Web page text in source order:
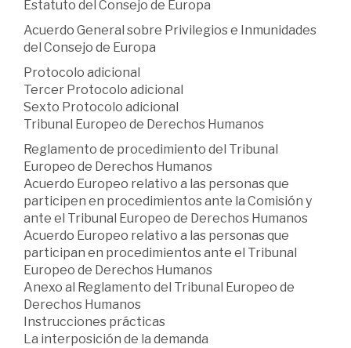
Estatuto del Consejo de Europa
Acuerdo General sobre Privilegios e Inmunidades
del Consejo de Europa
Protocolo adicional
Tercer Protocolo adicional
Sexto Protocolo adicional
Tribunal Europeo de Derechos Humanos
Reglamento de procedimiento del Tribunal
Europeo de Derechos Humanos
Acuerdo Europeo relativo a las personas que
participen en procedimientos ante la Comisión y
ante el Tribunal Europeo de Derechos Humanos
Acuerdo Europeo relativo a las personas que
participan en procedimientos ante el Tribunal
Europeo de Derechos Humanos
Anexo al Reglamento del Tribunal Europeo de
Derechos Humanos
Instrucciones prácticas
La interposición de la demanda